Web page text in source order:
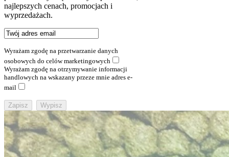
najlepszych cenach, promocjach i
wyprzedażach.
Wyrażam zgodę na przetwarzanie danych
osobowych do celów marketingowych
Wyrażam zgodę na otrzymywanie informacji
handlowych na wskazany przeze mnie adres e-
mail